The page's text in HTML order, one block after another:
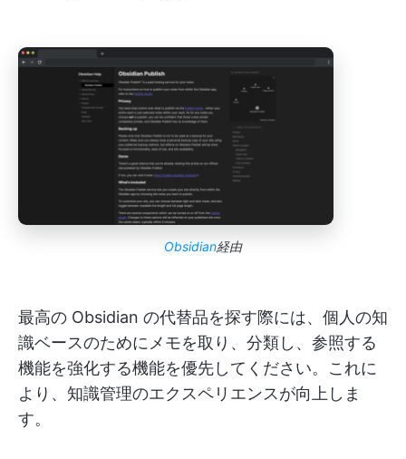
Obsidian経由
最高の Obsidian の代替品を探す際には、個人の知
識ベースのためにメモを取り、分類し、参照する
機能を強化する機能を優先してください。これに
より、知識管理のエクスペリエンスが向上しま
す。